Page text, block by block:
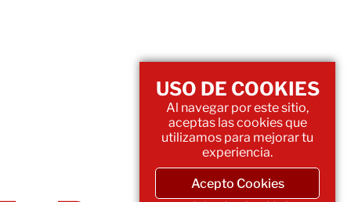
USO DE COOKIES
Al navegar por este sitio,
aceptas las cookies que
utilizamos para mejorar tu
experiencia.
Acepto Cookies